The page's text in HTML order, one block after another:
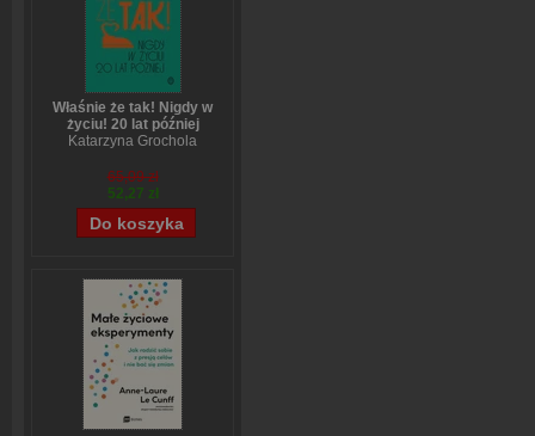
Właśnie że tak! Nigdy w
życiu! 20 lat później
Katarzyna Grochola
65,09 zł
52,27 zł